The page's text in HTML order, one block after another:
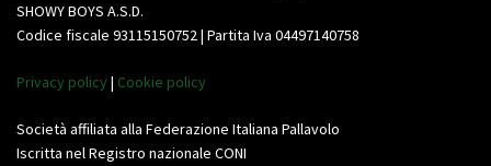
SHOWY BOYS A.S.D.
Codice fiscale 93115150752 | Partita Iva 04497140758
Privacy policy | Cookie policy
Società affiliata alla Federazione Italiana Pallavolo
Iscritta nel Registro nazionale CONI